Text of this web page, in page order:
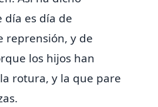
día es día de
reprensión, y de
los hijos han
rotura, y la que pare